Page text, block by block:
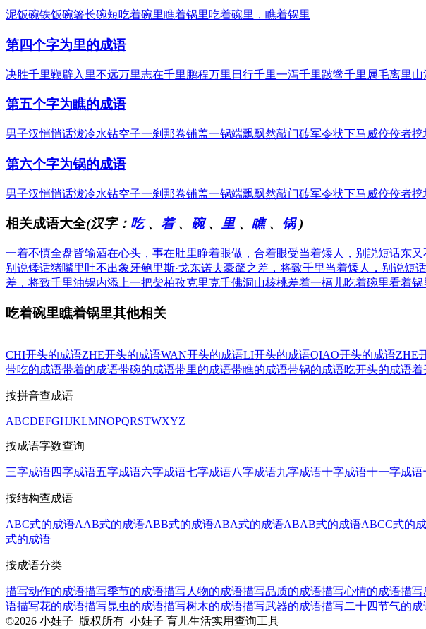
泥饭碗铁饭碗箸长碗短吃着碗里瞧着锅里吃着碗里，瞧着锅里
第四个字为里的成语
决胜千里鞭辟入里不远万里志在千里鹏程万里 日行千里一泻千里跛鳖千里 属毛离里山
第五个字为瞧的成语
男子汉悄悄话泼冷水钻空子一刹那卷铺盖一锅端飘飘然敲门砖军令状下马威佼佼者挖
第六个字为锅的成语
男子汉悄悄话泼冷水钻空子一刹那卷铺盖一锅端飘飘然敲门砖军令状下马威佼佼者挖
相关成语大全(汉字： 吃、 着、 碗、 里、 瞧、 锅)
一着不慎全盘皆输酒在心头，事在肚里睁着眼做，合着眼受当着矮人，别説短话东又
别说矮话猪嘴里吐不出象牙鲍里斯·戈东诺夫豪氂之差，将致千里当着矮人，别说短话
差，将致千里油锅内添上一把柴柏孜克里克千佛洞山核桃差着一槅儿吃着碗里看着锅
吃着碗里瞧着锅里其他相关
CHI开头的成语ZHE开头的成语WAN开头的成语LI开头的成语QIAO开头的成语ZHE
带吃的成语带着的成语带碗的成语带里的成语带瞧的成语带锅的成语吃开头的成语着
按拼音查成语
ABCDEFGHJKLMNOPQRSTWXYZ
按成语字数查询
三字成语四字成语五字成语六字成语七字成语八字成语九字成语十字成语十一字成语
按结构查成语
ABC式的成语AAB式的成语ABB式的成语ABA式的成语ABAB式的成语ABCC式的
式的成语
按成语分类
描写动作的成语描写季节的成语描写人物的成语描写品质的成语描写心情的成语描写
语描写花的成语描写昆虫的成语描写树木的成语描写武器的成语描写二十四节气的成
©2026 小娃子 版权所有 小娃子 育儿生活实用查询工具